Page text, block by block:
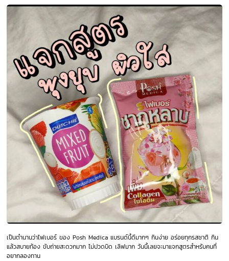
เป็นตำนานว่าไฟเบอร์ ของ Posh Medica แบรนด์นี้ดีมากๆ กินง่าย อร่อยทุกรสชาติ กิน
แล้วสบายท้อง ขับถ่ายสะดวกมาก ไม่ปวดบิด เลิฟมาก วันนี้เลยจะมาแจกสูตรสำหรับคนที่
อยากลองทาน